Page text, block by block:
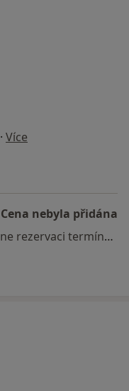
· Více
Cena nebyla přidána
Tento specialista nenabízí online rezervaci termínu na této adrese.